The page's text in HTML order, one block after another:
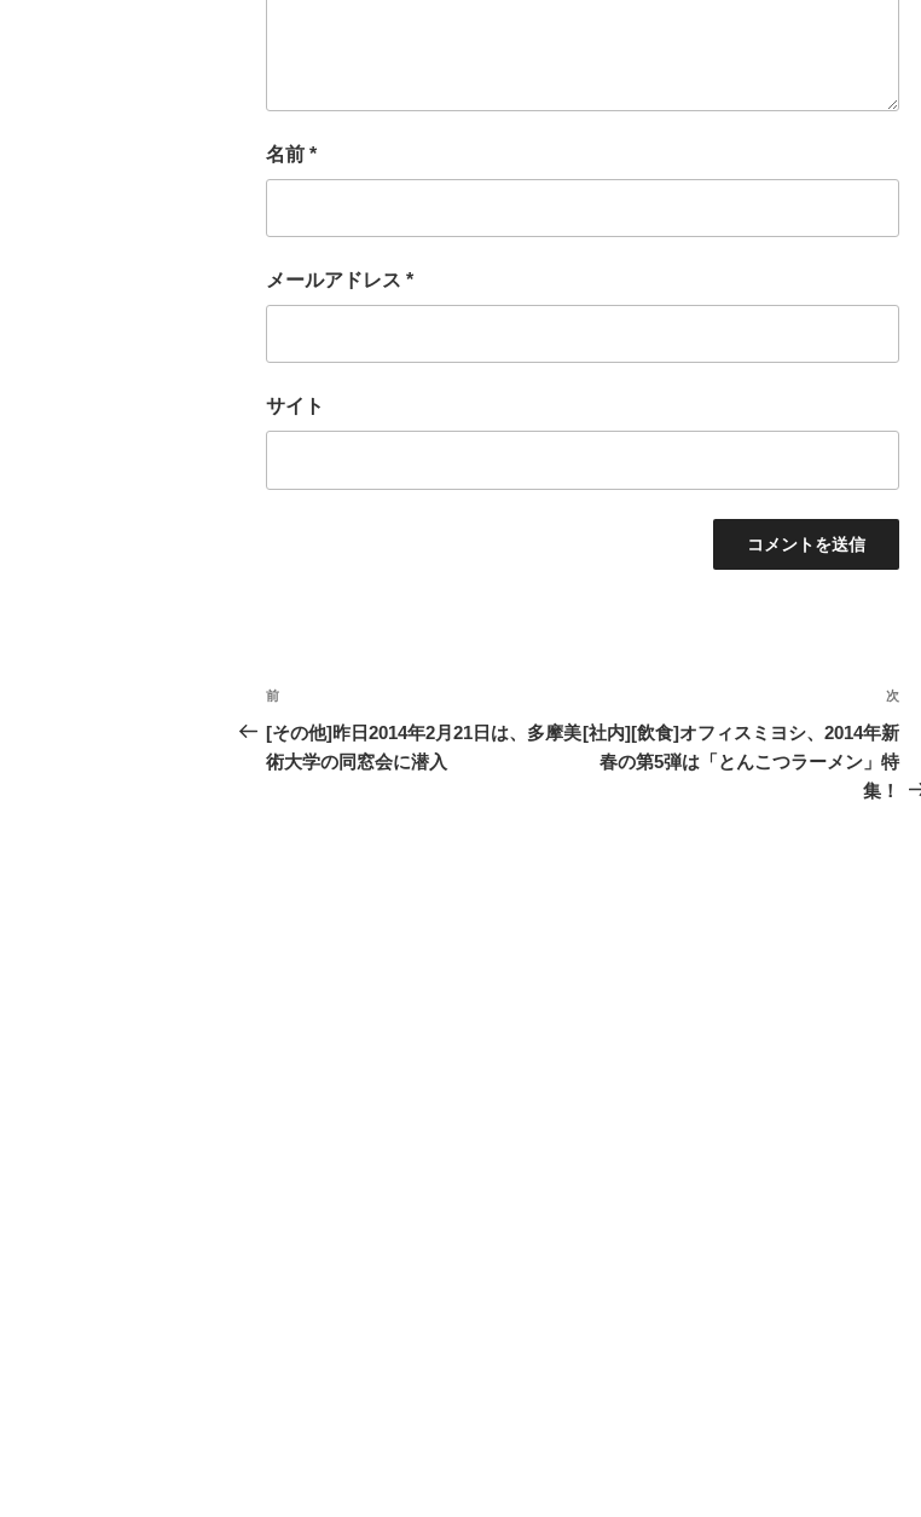
名前 *
メールアドレス *
サイト
投
稿
ナ
過
去
の
前
[その他]昨日2014年2月21日は、多摩美
術大学の同窓会に潜入
投
稿
次
[社内][飲食]オフィスミヨシ、2014年新
春の第5弾は「とんこつラーメン」特
集！